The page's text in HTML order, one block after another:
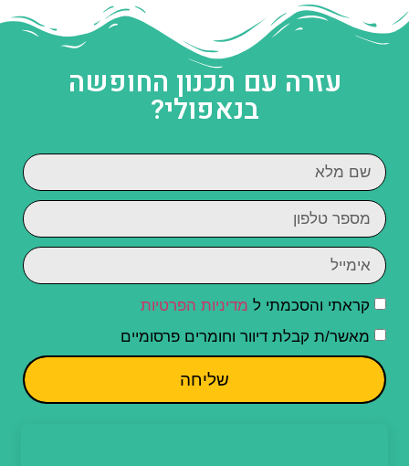
עזרה עם תכנון החופשה
בנאפולי?
קראתי והסכמתי ל מדיניות הפרטיות
מאשר/ת קבלת דיוור וחומרים פרסומיים
שליחה